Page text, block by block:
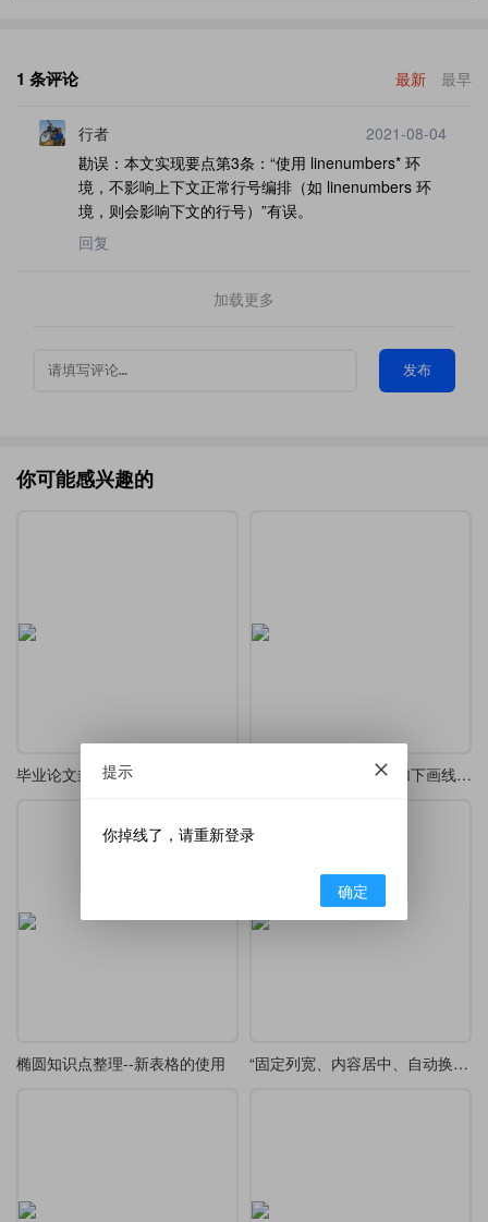
1 条评论 最新 最早
行者
2021-08-04
勘误：本文实现要点第3条：“使用 linenumbers* 环
境，不影响上下文正常行号编排（如 linenumbers 环
境，则会影响下文的行号）”有误。
回复
加载更多
发布
你可能感兴趣的
href-ul --- 为超链接添加下画线宏包译介
椭圆知识点整理--新表格的使用 “固定列宽、内容居中、自动换行、且有下画线”效果的一种实现方法
提示
你掉线了，请重新登录
确定